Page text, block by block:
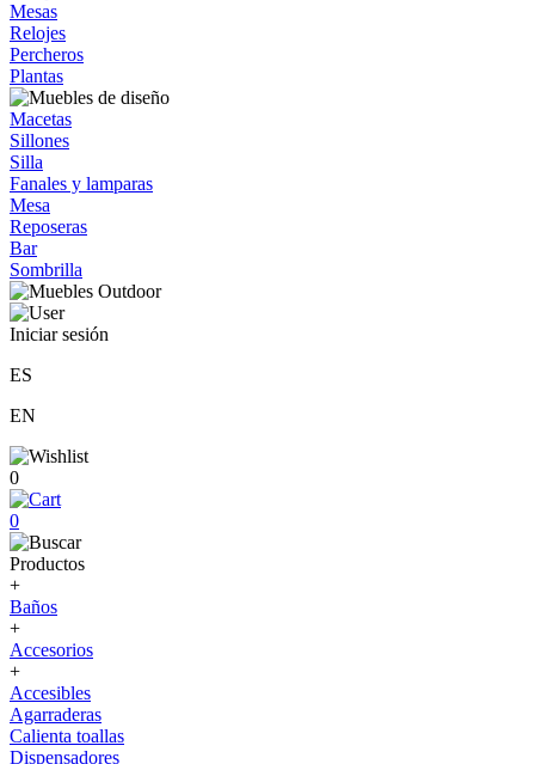
Mesas
Relojes
Percheros
Plantas
Macetas
Sillones
Silla
Fanales y lamparas
Mesa
Reposeras
Bar
Sombrilla
Iniciar sesión
ES
EN
0
0
Productos
+
Baños
+
Accesorios
+
Accesibles
Agarraderas
Calienta toallas
Dispensadores